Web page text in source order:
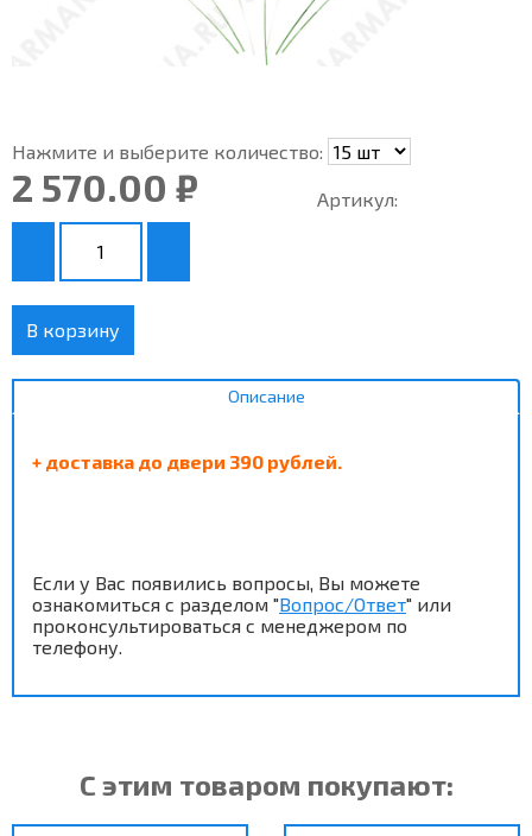
Нажмите и выберите количество:
2 570.00 ₽ Артикул:
В корзину
Описание
+ доставка до двери 390 рублей.
Если у Вас появились вопросы, Вы можете
ознакомиться с разделом "Вопрос/Ответ" или
проконсультироваться с менеджером по
телефону.
С этим товаром покупают: